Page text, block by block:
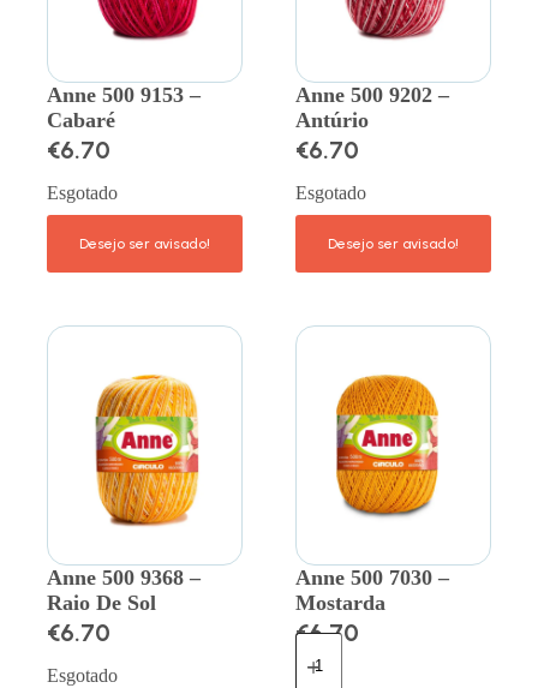
Anne 500 9153 –
Cabaré
€6.70
Esgotado
Anne 500 9202 –
Antúrio
€6.70
Esgotado
Anne 500 9368 –
Raio De Sol
€6.70
Esgotado
Anne 500 7030 –
Mostarda
€6.70